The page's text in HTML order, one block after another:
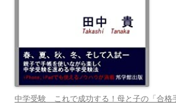
中学受験 これで成功する！母と子の「合格